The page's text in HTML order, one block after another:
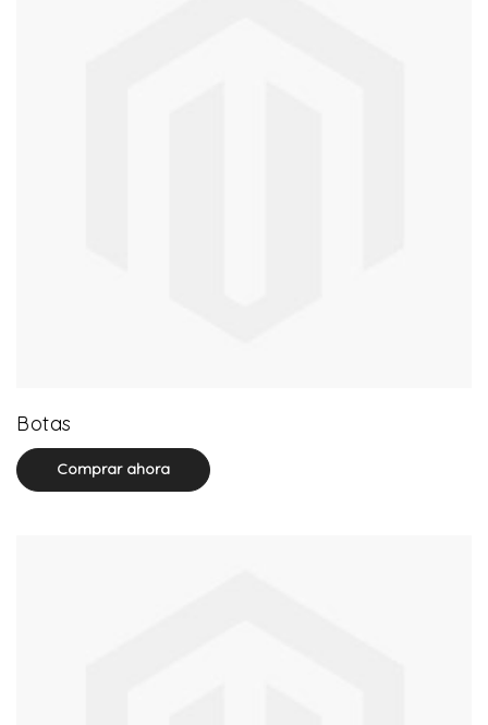
Botas
Comprar ahora